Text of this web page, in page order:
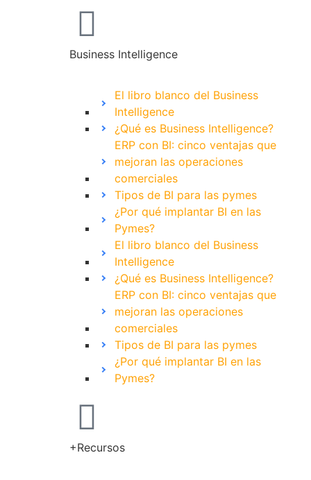
Business Intelligence
El libro blanco del Business
Intelligence
¿Qué es Business Intelligence?
ERP con BI: cinco ventajas que
mejoran las operaciones
comerciales
Tipos de BI para las pymes
¿Por qué implantar BI en las
Pymes?
El libro blanco del Business
Intelligence
¿Qué es Business Intelligence?
ERP con BI: cinco ventajas que
mejoran las operaciones
comerciales
Tipos de BI para las pymes
¿Por qué implantar BI en las
Pymes?
+Recursos